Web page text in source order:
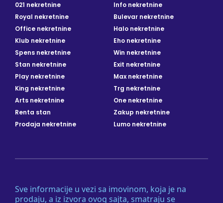
Sve informacije u vezi sa imovinom, koja je na
prodaju, a iz izvora ovog sajta, smatraju se
021 nekretnine
Info nekretnine
Royal nekretnine
Bulevar nekretnine
Office nekretnine
Halo nekretnine
Klub nekretnine
Eho nekretnine
Spens nekretnine
Win nekretnine
Stan nekretnine
Exit nekretnine
Play nekretnine
Max nekretnine
King nekretnine
Trg nekretnine
Arts nekretnine
One nekretnine
Renta stan
Zakup nekretnine
Prodaja nekretnine
Lumo nekretnine